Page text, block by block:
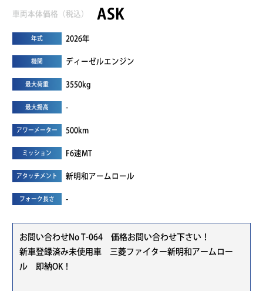
車両本体価格（税込） ASK
年式 2026年
機関 ディーゼルエンジン
最大荷重 3550kg
最大揚高 -
アワーメーター 500km
ミッション F6速MT
アタッチメント 新明和アームロール
フォーク長さ -
お問い合わせNo T-064 価格お問い合わせ下さい！
新車登録済み未使用車 三菱ファイター新明和アームロー
ル 即納OK！